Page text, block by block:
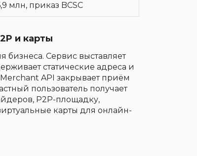
млн, приказ BCSC
и карты
Сервис выставляет
статические адреса и
API закрывает приём
пользователь получает
P2P-площадку,
карты для онлайн-